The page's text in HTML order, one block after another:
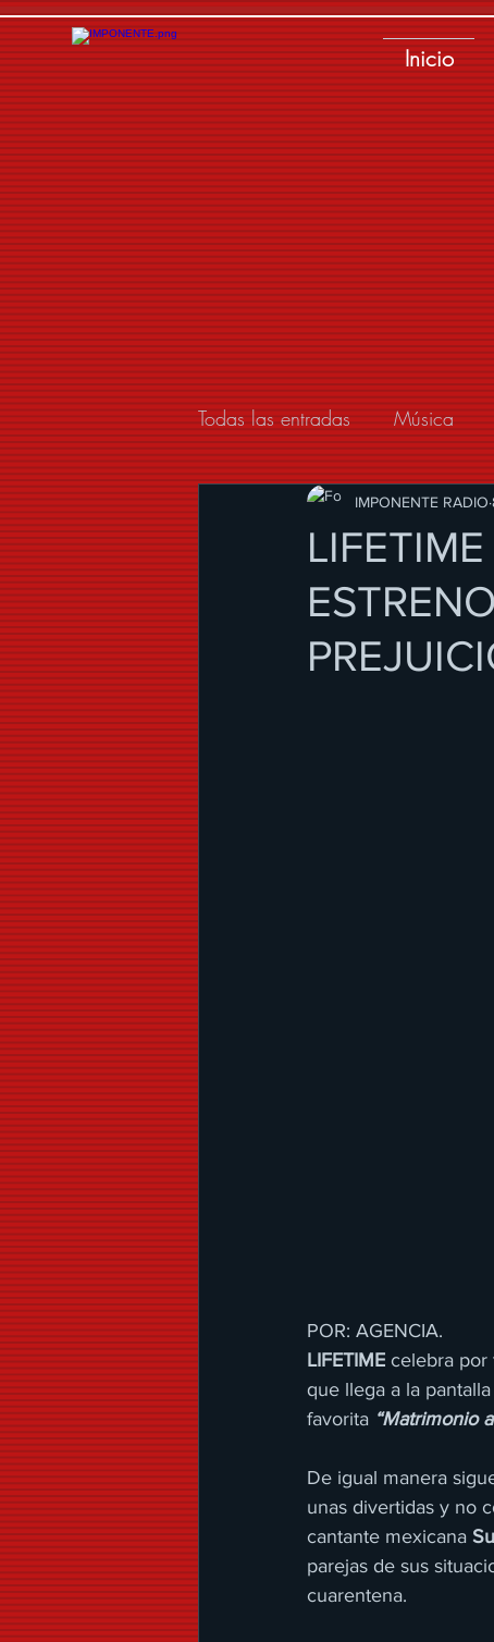
Inicio
Todas las entradas Música
Modo de VidaIMPONENTE RADIO
POR: AGENCIA.
LIFETIME celebra por
que llega a la
favorita “Matrimonio
De igual manera
unas divertidas y no
cantante mexicana
parejas de sus
cuarentena.